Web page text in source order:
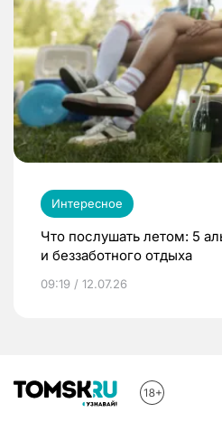
Интересное
Что послушать летом: 5
и беззаботного отдыха
09:19 / 12.07.26